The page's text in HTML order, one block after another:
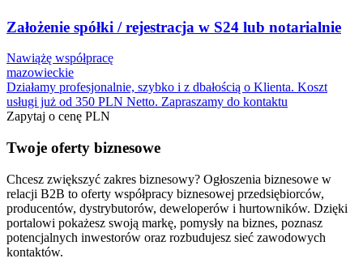
Założenie spółki / rejestracja w S24 lub notarialnie
Nawiążę współpracę
mazowieckie
Działamy profesjonalnie, szybko i z dbałością o Klienta. Koszt
usługi już od 350 PLN Netto. Zapraszamy do kontaktu
Zapytaj o cenę PLN
Twoje oferty biznesowe
Chcesz zwiększyć zakres biznesowy? Ogłoszenia biznesowe w
relacji B2B to oferty współpracy biznesowej przedsiębiorców,
producentów, dystrybutorów, deweloperów i hurtowników. Dzięki
portalowi pokażesz swoją markę, pomysły na biznes, poznasz
potencjalnych inwestorów oraz rozbudujesz sieć zawodowych
kontaktów.